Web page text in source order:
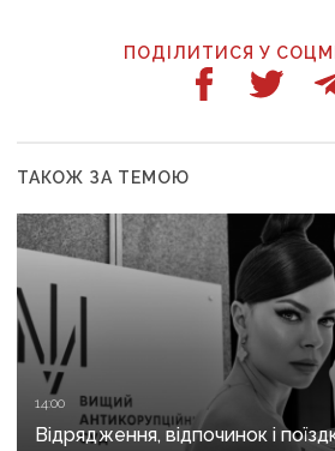
ПОДІЛИТИСЯ У
ТАКОЖ ЗА ТЕМОЮ
14:00
Відрядження, відпочинок і